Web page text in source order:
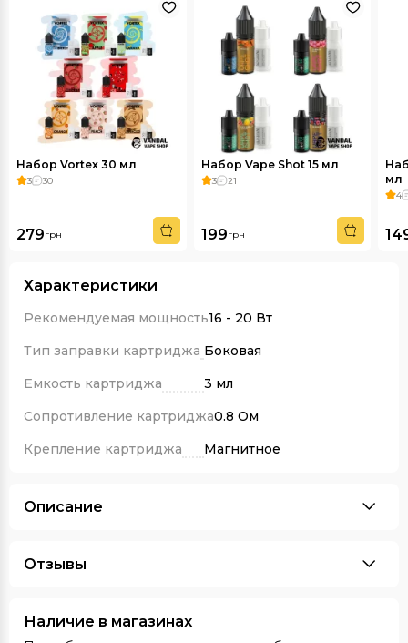
Набор Vortex 30 мл
3 30
279грн
Набор Vape Shot 15 мл
3 21
199грн
мл
4
Характеристики
Рекомендуемая мощность16 - 20 Вт
Тип заправки картриджа Боковая
Емкость картриджа
3 мл
Сопротивление картриджа0.8 Ом
Крепление картриджа
Магнитное
Описание
Отзывы
Наличие в магазинах